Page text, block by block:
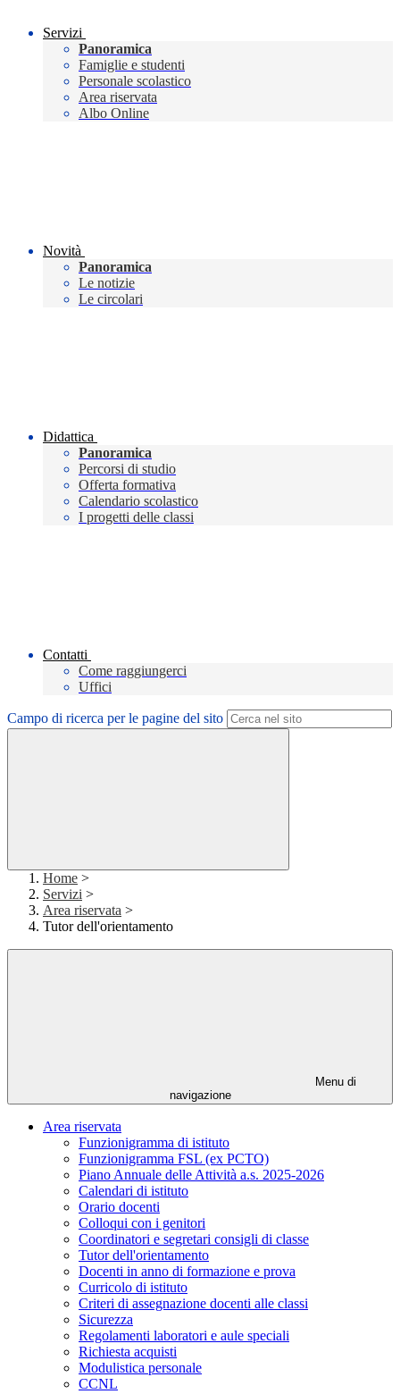
Servizi
Panoramica
Famiglie e studenti
Personale scolastico
Area riservata
Albo Online
Novità
Panoramica
Le notizie
Le circolari
Didattica
Panoramica
Percorsi di studio
Offerta formativa
Calendario scolastico
I progetti delle classi
Contatti
Come raggiungerci
Uffici
Campo di ricerca per le pagine del sito
Home >
Servizi >
Area riservata >
Tutor dell'orientamento
Menu di
navigazione
Area riservata
Funzionigramma di istituto
Funzionigramma FSL (ex PCTO)
Piano Annuale delle Attività a.s. 2025-2026
Calendari di istituto
Orario docenti
Colloqui con i genitori
Coordinatori e segretari consigli di classe
Tutor dell'orientamento
Docenti in anno di formazione e prova
Curricolo di istituto
Criteri di assegnazione docenti alle classi
Sicurezza
Regolamenti laboratori e aule speciali
Richiesta acquisti
Modulistica personale
CCNL